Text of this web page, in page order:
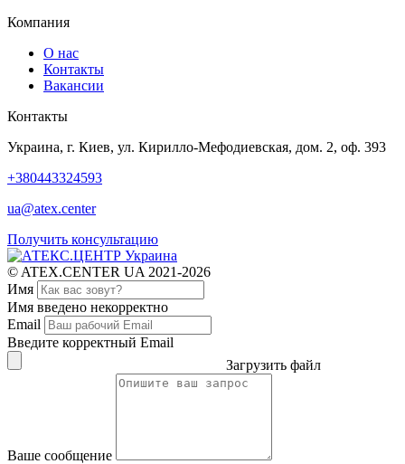
Компания
О нас
Контакты
Вакансии
Контакты
Украина, г. Киев, ул. Кирилло-Мефодиевская, дом. 2, оф. 393
+380443324593
ua@atex.center
Получить консультацию
© ATEX.CENTER UA 2021-2026
Имя
Имя введено некорректно
Email
Введите корректный Email
Загрузить файл
Ваше сообщение